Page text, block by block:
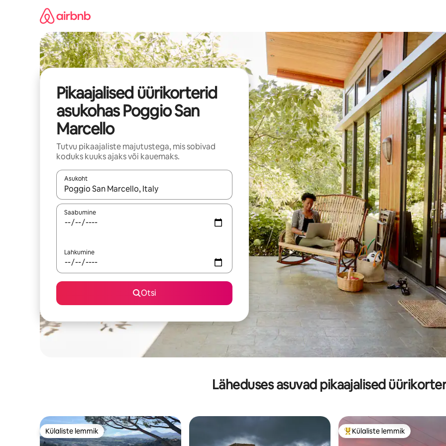
Pikaajalised üürikorterid
asukohas Poggio San
Marcello
Tutvu pikaajaliste majutustega, mis sobivad
koduks kuuks ajaks või kauemaks.
Asukoht
Kui tulemused on kuvatud, liigu ekraanil nooleklahvidega või puuduta või tõmba mööda ekraani.
Saabumine
Lahkumine
Otsi
Läheduses asuvad pikaajalised
Külaliste lemmik
Külaliste lemmik Külaliste suur lemmik
Külaliste lemmik